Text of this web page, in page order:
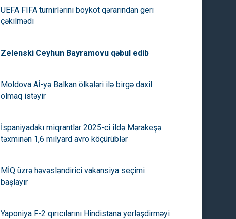
UEFA FIFA turnirlərini boykot qərarından geri
çəkilmədi
Zelenski Ceyhun Bayramovu qəbul edib
Moldova Aİ-yə Balkan ölkələri ilə birgə daxil
olmaq istəyir
İspaniyadakı miqrantlar 2025-ci ildə Mərakeşə
təxminən 1,6 milyard avro köçürüblər
MİQ üzrə həvəsləndirici vakansiya seçimi
başlayır
Yaponiya F-2 qırıcılarını Hindistana yerləşdirməyi